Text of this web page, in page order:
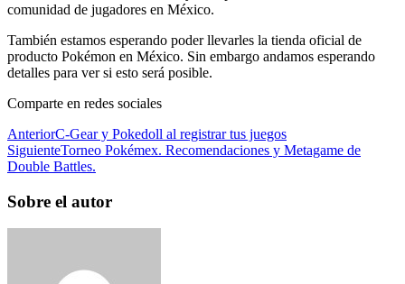
comunidad de jugadores en México.
También estamos esperando poder llevarles la tienda oficial de
producto Pokémon en México. Sin embargo andamos esperando
detalles para ver si esto será posible.
Comparte en redes sociales
AnteriorC-Gear y Pokedoll al registrar tus juegos
SiguienteTorneo Pokémex. Recomendaciones y Metagame de
Double Battles.
Sobre el autor